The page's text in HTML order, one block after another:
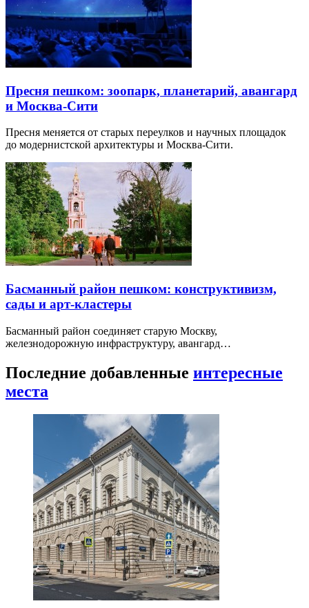
Пресня пешком: зоопарк, планетарий, авангард
и Москва-Сити
Пресня меняется от старых переулков и научных площадок
до модернистской архитектуры и Москва-Сити.
Басманный район пешком: конструктивизм,
сады и арт-кластеры
Басманный район соединяет старую Москву,
железнодорожную инфраструктуру, авангард…
Последние добавленные интересные
места